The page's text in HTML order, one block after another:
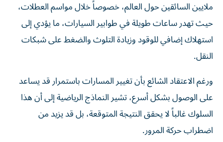
ملايين السائقين حول العالم، خصوصاً خلال مواسم العطلات،
حيث تهدر ساعات طويلة في طوابير السيارات، ما يؤدي إلى
استهلاك إضافي للوقود وزيادة التلوث والضغط على شبكات
النقل.
ورغم الاعتقاد الشائع بأن تغيير المسارات باستمرار قد يساعد
على الوصول بشكل أسرع، تشير النماذج الرياضية إلى أن هذا
السلوك غالباً لا يحقق النتيجة المتوقعة، بل قد يزيد من
اضطراب حركة المرور.